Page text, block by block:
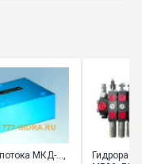
МКД-...,